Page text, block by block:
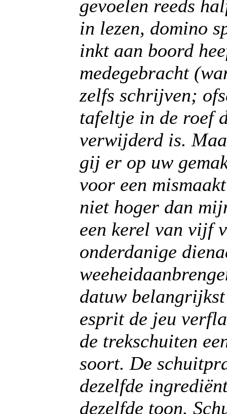
gevoelen reeds
in lezen, domino
inkt aan boord
medegebracht
zelfs schrijven;
tafeltje in de roef
verwijderd is.
gij er op uw
voor een
niet hoger dan
een kerel van vijf
onderdanige
datuw
esprit de jeu
de trekschuiten
soort. De
dezelfde
dezelfde toon.